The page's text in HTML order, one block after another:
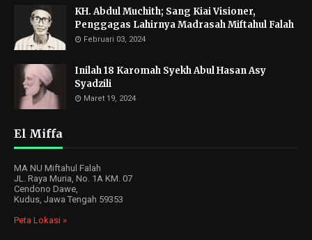
KH. Abdul Muchith; Sang Kiai Visioner,
Penggagas Lahirnya Madrasah Miftahul Falah
Februari 03, 2024
Inilah 18 Karomah Syekh Abul Hasan Asy
Syadzili
Maret 19, 2024
El Miffa
MA NU Miftahul Falah
JL. Raya Muria, No. 1A KM. 07
Cendono Dawe,
Kudus, Jawa Tengah 59353
Peta Lokasi »